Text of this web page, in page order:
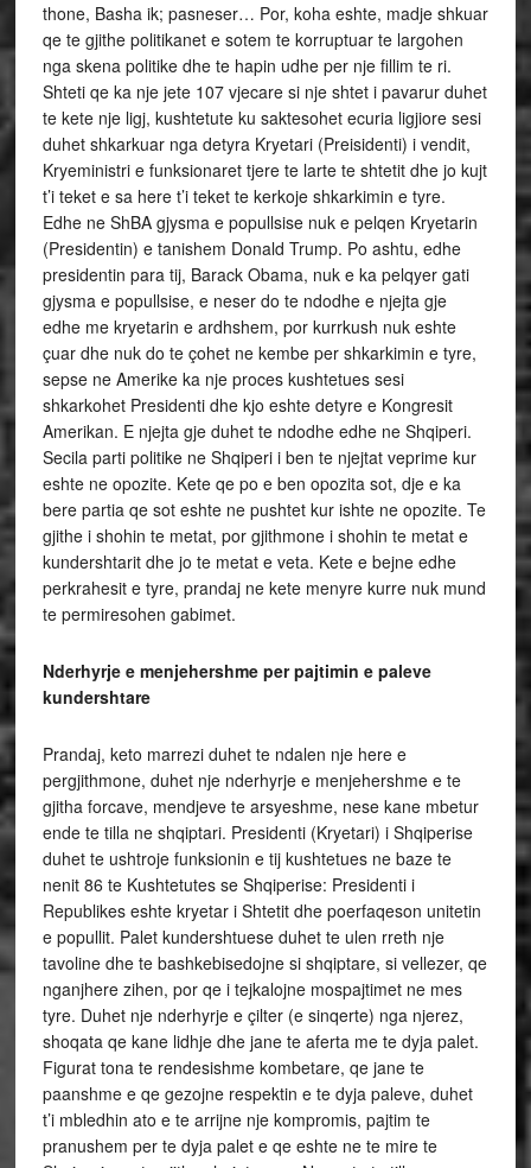
thone, Basha ik; pasneser… Por, koha eshte, madje shkuar
qe te gjithe politikanet e sotem te korruptuar te largohen
nga skena politike dhe te hapin udhe per nje fillim te ri.
Shteti qe ka nje jete 107 vjecare si nje shtet i pavarur duhet
te kete nje ligj, kushtetute ku saktesohet ecuria ligjiore sesi
duhet shkarkuar nga detyra Kryetari (Preisidenti) i vendit,
Kryeministri e funksionaret tjere te larte te shtetit dhe jo kujt
t’i teket e sa here t’i teket te kerkoje shkarkimin e tyre.
Edhe ne ShBA gjysma e popullsise nuk e pelqen Kryetarin
(Presidentin) e tanishem Donald Trump. Po ashtu, edhe
presidentin para tij, Barack Obama, nuk e ka pelqyer gati
gjysma e popullsise, e neser do te ndodhe e njejta gje
edhe me kryetarin e ardhshem, por kurrkush nuk eshte
çuar dhe nuk do te çohet ne kembe per shkarkimin e tyre,
sepse ne Amerike ka nje proces kushtetues sesi
shkarkohet Presidenti dhe kjo eshte detyre e Kongresit
Amerikan. E njejta gje duhet te ndodhe edhe ne Shqiperi.
Secila parti politike ne Shqiperi i ben te njejtat veprime kur
eshte ne opozite. Kete qe po e ben opozita sot, dje e ka
bere partia qe sot eshte ne pushtet kur ishte ne opozite. Te
gjithe i shohin te metat, por gjithmone i shohin te metat e
kundershtarit dhe jo te metat e veta. Kete e bejne edhe
perkrahesit e tyre, prandaj ne kete menyre kurre nuk mund
te permiresohen gabimet.
Nderhyrje e menjehershme per pajtimin e paleve
kundershtare
Prandaj, keto marrezi duhet te ndalen nje here e
pergjithmone, duhet nje nderhyrje e menjehershme e te
gjitha forcave, mendjeve te arsyeshme, nese kane mbetur
ende te tilla ne shqiptari. Presidenti (Kryetari) i Shqiperise
duhet te ushtroje funksionin e tij kushtetues ne baze te
nenit 86 te Kushtetutes se Shqiperise: Presidenti i
Republikes eshte kryetar i Shtetit dhe poerfaqeson unitetin
e popullit. Palet kundershtuese duhet te ulen rreth nje
tavoline dhe te bashkebisedojne si shqiptare, si vellezer, qe
nganjhere zihen, por qe i tejkalojne mospajtimet ne mes
tyre. Duhet nje nderhyrje e çilter (e sinqerte) nga njerez,
shoqata qe kane lidhje dhe jane te aferta me te dyja palet.
Figurat tona te rendesishme kombetare, qe jane te
paanshme e qe gezojne respektin e te dyja paleve, duhet
t’i mbledhin ato e te arrijne nje kompromis, pajtim te
pranushem per te dyja palet e qe eshte ne te mire te